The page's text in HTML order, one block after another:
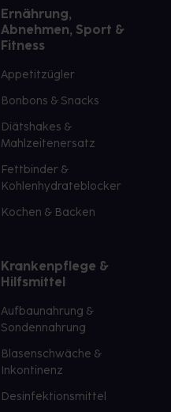
Ernährung,
Abnehmen, Sport &
Fitness
Appetitzügler
Bonbons & Snacks
Diätshakes &
Mahlzeitenersatz
Fettbinder &
Kohlenhydrateblocker
Kochen & Backen
Krankenpflege &
Hilfsmittel
Aufbaunahrung &
Sondennahrung
Blasenschwäche &
Inkontinenz
Desinfektionsmittel